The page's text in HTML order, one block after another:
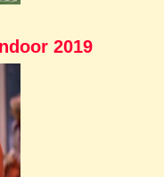
2019